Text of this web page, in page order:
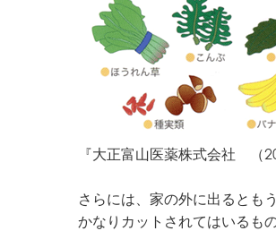
『大正富山医薬株式会社 （
さらには、家の外に出るとも
かなりカットされてはいるも